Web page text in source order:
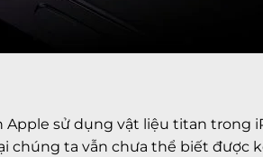
sử dụng vật liệu titan trong
ta vẫn chưa thể biết được